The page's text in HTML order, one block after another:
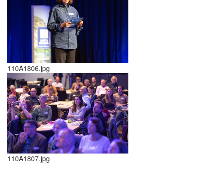
110A1806.jpg
110A1807.jpg